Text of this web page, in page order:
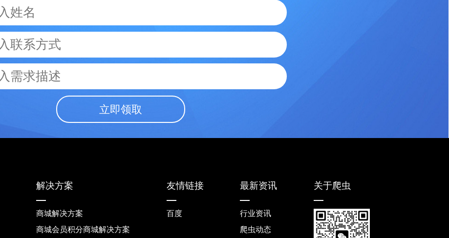
立即领取
解决方案
商城解决方案
商城会员积分商城解决方案
友情链接
百度
最新资讯
行业资讯
爬虫动态
关于爬虫